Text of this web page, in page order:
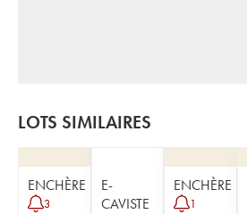
LOTS SIMILAIRES
ENCHÈRE
3
E-
CAVISTE
ENCHÈRE
1